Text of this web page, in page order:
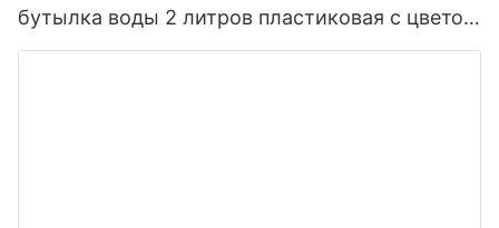
бутылка воды 2 литров пластиковая с цветом
градиента соломы с временем пить